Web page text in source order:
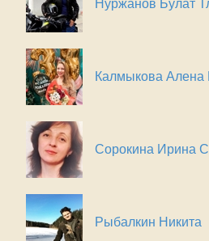
Нуржанов Булат
Калмыкова Алена
Сорокина Ирина
Рыбалкин Никита